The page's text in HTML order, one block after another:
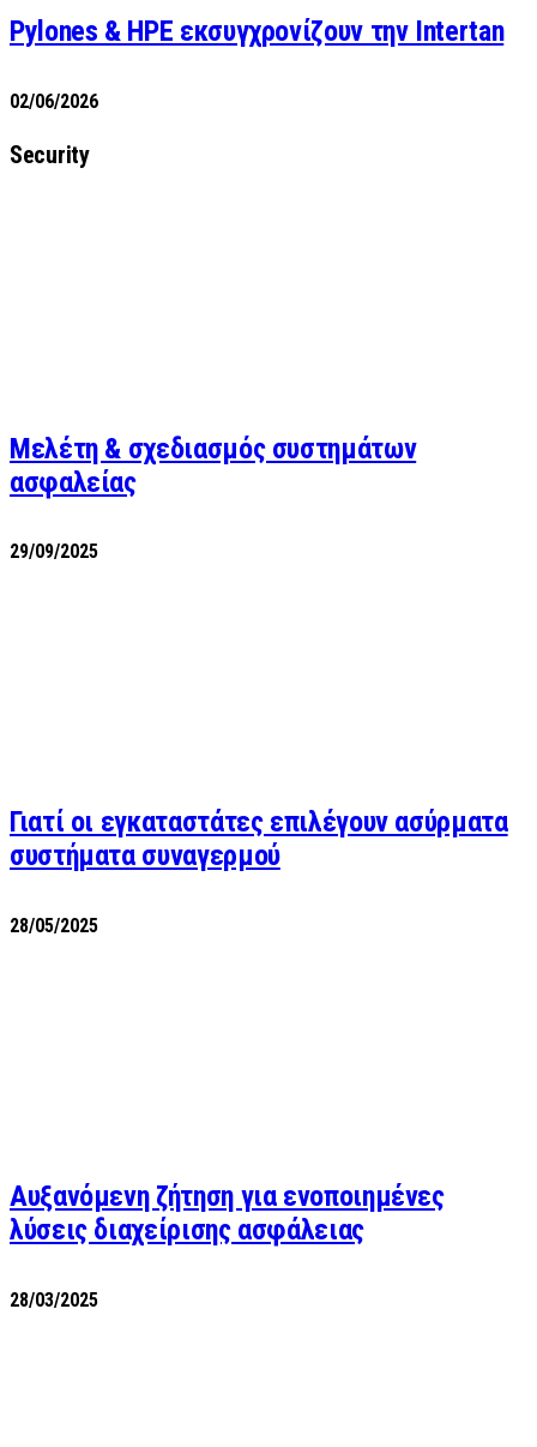
Pylones & HPE εκσυγχρονίζουν την Intertan
02/06/2026
Security
Μελέτη & σχεδιασμός συστημάτων
ασφαλείας
29/09/2025
Γιατί οι εγκαταστάτες επιλέγουν ασύρματα
συστήματα συναγερμού
28/05/2025
Αυξανόμενη ζήτηση για ενοποιημένες
λύσεις διαχείρισης ασφάλειας
28/03/2025